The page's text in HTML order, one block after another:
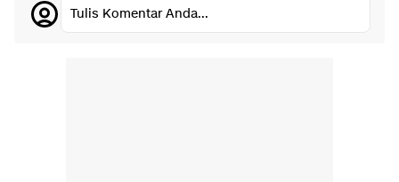
Tulis Komentar Anda...